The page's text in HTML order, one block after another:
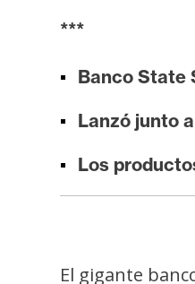
i
i
N
o
s
***
Banco State
Lanzó junto
Los
El gigante